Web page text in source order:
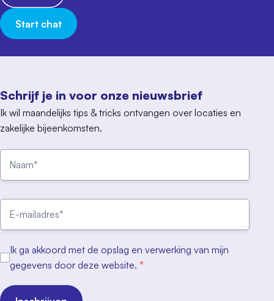
Schrijf je in voor onze nieuwsbrief
Ik wil maandelijks tips & tricks ontvangen over locaties en
zakelijke bijeenkomsten.
Ik ga akkoord met de opslag en verwerking van mijn
gegevens door deze website. *
Start chat